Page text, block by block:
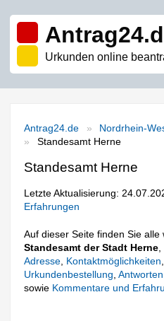
Urkunden online
Antrag24.de
Nordrhein-
Standesamt Herne
Standesamt Herne
Letzte Aktualisierung:
Erfahrungen
Auf dieser Seite finden Sie
Standesamt der Stadt Herne
Adresse Kontaktmöglichkeiten
Urkundenbestellung ,
sowie Kommentare und